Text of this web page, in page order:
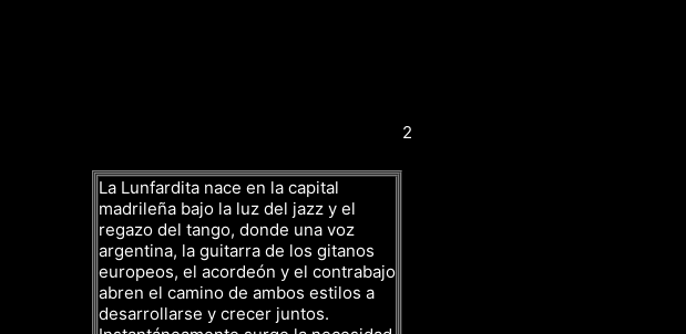
La Lunfardita nace en la capital
madrileña bajo la luz del jazz y el
regazo del tango, donde una voz
argentina, la guitarra de los gitanos
europeos, el acordeón y el contrabajo
abren el camino de ambos estilos a
desarrollarse y crecer juntos.
2